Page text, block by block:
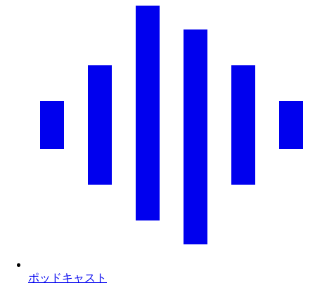
ポッドキャスト